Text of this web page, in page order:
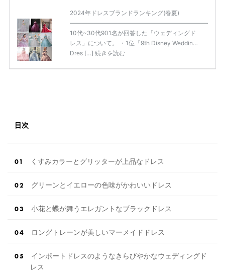
2024年ドレスブランドランキング(春夏)
10代~30代901名が回答した「ウェディングド
レス」について。 ・1位『9th Disney Wedding
Dres […] 続きを読む
目次
くすみカラーとグリッターが上品なドレス
グリーンとイエローの色味がかわいいドレス
小花と蝶が舞うエレガントなブラックドレス
ロングトレーンが美しいマーメイドドレス
インポートドレスのようなきらびやかなウェディングド
レス